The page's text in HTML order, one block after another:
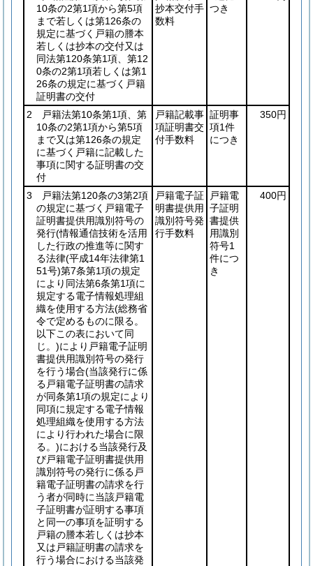
10条の2第1項から第5項
まで若しくは第126条の
規定に基づく戸籍の謄本
若しくは抄本の交付又は
同法第120条第1項、第12
0条の2第1項若しくは第1
26条の規定に基づく戸籍
証明書の交付
抄本交付手
数料
つき
2 戸籍法第10条第1項、第
10条の2第1項から第5項
まで又は第126条の規定
に基づく戸籍に記載した
事項に関する証明書の交
付
戸籍記載事
項証明書交
付手数料
証明事
項1件
につき
350円
3 戸籍法第120条の3第2項
の規定に基づく戸籍電子
証明書提供用識別符号の
発行(情報通信技術を活用
した行政の推進等に関す
る法律(平成14年法律第1
51号)第7条第1項の規定
により同法第6条第1項に
規定する電子情報処理組
織を使用する方法(総務省
令で定めるものに限る。
以下この表において同
じ。)により戸籍電子証明
書提供用識別符号の発行
を行う場合(当該発行に係
る戸籍電子証明書の請求
が同条第1項の規定により
同項に規定する電子情報
処理組織を使用する方法
により行われた場合に限
る。)における当該発行及
び戸籍電子証明書提供用
識別符号の発行に係る戸
籍電子証明書の請求を行
う者が同時に当該戸籍電
子証明書が証明する事項
と同一の事項を証明する
戸籍の謄本若しくは抄本
又は戸籍証明書の請求を
行う場合における当該発
戸籍電子証
明書提供用
識別符号発
行手数料
戸籍電
子証明
書提供
用識別
符号1
件につ
き
400円